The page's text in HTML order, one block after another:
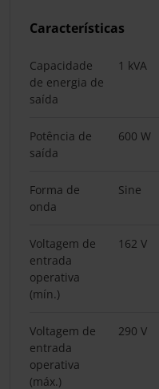
Características
Capacidade
de energia de
saída
1 kVA
Potência de
saída
600 W
Forma de
onda
Sine
Voltagem de
entrada
operativa
(mín.)
162 V
Voltagem de
entrada
operativa
(máx.)
290 V